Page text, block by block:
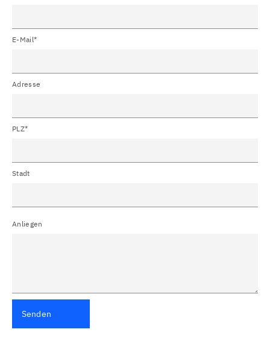
E-Mail*
Adresse
PLZ*
Stadt
Anliegen
Senden